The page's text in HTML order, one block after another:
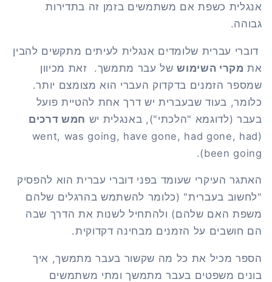
אנגלית כשפת אם משתמשים בזמן זה בתדירות
גבוהה.
דוברי עברית שלומדים אנגלית לעיתים מתקשים להבין
את מקרי השימוששל עבר מתמשך. זאת מכיוון
שמספר הזמנים בדקדוק העברי הוא מצומצם יותר.
כלומר, בעוד שבעברית יש דרך אחת להטיית פועל
בעבר (לדוגמא "הלכתי"), באנגלית יש חמש דרכים
(went, was going, have gone, had gone, had
been going).
האתגר העיקרי שעומד בפני דוברי עברית הוא להפסיק
"לחשוב בעברית" (כלומר להשתמש בהרגלים שלהם
משפת האם שלהם) ולהתחיל לשנות את הדרך שבה
הם חושבים על הזמנים מבחינה דקדוקית.
הספר מכיל את כל מה שקשור בעבר מתמשך, איך
בונים משפטים בעבר מתמשך ומתי משתמשים